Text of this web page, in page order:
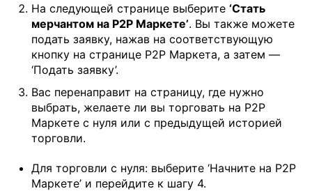
На следующей странице выберите ‘Стать
мерчантом на P2P Маркете’. Вы также можете
подать заявку, нажав на соответствующую
кнопку на странице P2P Маркета, а затем —
‘Подать заявку’.
Вас перенаправит на страницу, где нужно
выбрать, желаете ли вы торговать на P2P
Маркете с нуля или с предыдущей историей
торговли.
Для торговли с нуля: выберите ‘Начните на P2P
Маркете’ и перейдите к шагу 4.